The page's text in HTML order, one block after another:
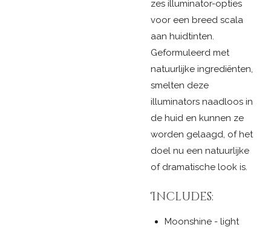
zes illuminator-opties
voor een breed scala
aan huidtinten.
Geformuleerd met
natuurlijke ingrediënten,
smelten deze
illuminators naadloos in
de huid en kunnen ze
worden gelaagd, of het
doel nu een natuurlijke
of dramatische look is.
Includes:
Moonshine - light